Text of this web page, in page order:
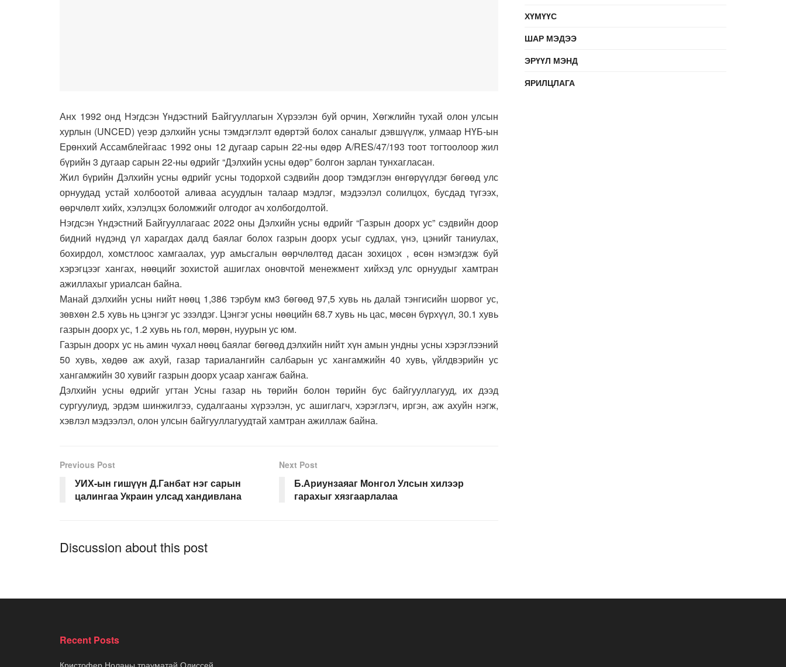
Анх 1992 онд Нэгдсэн Үндэстний Байгууллагын Хүрээлэн буй орчин, Хөгжлийн тухай олон улсын
хурлын (UNCED) үеэр дэлхийн усны тэмдэглэлт өдөртэй болох саналыг дэвшүүлж, улмаар НҮБ-ын
Ерөнхий Ассамблейгаас 1992 оны 12 дугаар сарын 22-ны өдөр A/RES/47/193 тоот тогтоолоор жил
бүрийн 3 дугаар сарын 22-ны өдрийг “Дэлхийн усны өдөр” болгон зарлан тунхагласан.
Жил бүрийн Дэлхийн усны өдрийг усны тодорхой сэдвийн доор тэмдэглэн өнгөрүүлдэг бөгөөд улс
орнуудад устай холбоотой аливаа асуудлын талаар мэдлэг, мэдээлэл солилцох, бусдад түгээх,
өөрчлөлт хийх, хэлэлцэх боломжийг олгодог ач холбогдолтой.
Нэгдсэн Үндэстний Байгууллагаас 2022 оны Дэлхийн усны өдрийг “Газрын доорх ус” сэдвийн доор
бидний нүдэнд үл харагдах далд баялаг болох газрын доорх усыг судлах, үнэ, цэнийг таниулах,
бохирдол, хомстлоос хамгаалах, уур амьсгалын өөрчлөлтөд дасан зохицох , өсөн нэмэгдэж буй
хэрэгцээг хангах, нөөцийг зохистой ашиглах оновчтой менежмент хийхэд улс орнуудыг хамтран
ажиллахыг уриалсан байна.
Манай дэлхийн усны нийт нөөц 1,386 тэрбум км3 бөгөөд 97,5 хувь нь далай тэнгисийн шорвог ус,
зөвхөн 2.5 хувь нь цэнгэг ус эзэлдэг. Цэнгэг усны нөөцийн 68.7 хувь нь цас, мөсөн бүрхүүл, 30.1 хувь
газрын доорх ус, 1.2 хувь нь гол, мөрөн, нуурын ус юм.
Газрын доорх ус нь амин чухал нөөц баялаг бөгөөд дэлхийн нийт хүн амын ундны усны хэрэглээний
50 хувь, хөдөө аж ахуй, газар тариалангийн салбарын ус хангамжийн 40 хувь, үйлдвэрийн ус
хангамжийн 30 хувийг газрын доорх усаар хангаж байна.
Дэлхийн усны өдрийг угтан Усны газар нь төрийн болон төрийн бус байгууллагууд, их дээд
сургуулиуд, эрдэм шинжилгээ, судалгааны хүрээлэн, ус ашиглагч, хэрэглэгч, иргэн, аж ахуйн нэгж,
хэвлэл мэдээлэл, олон улсын байгууллагуудтай хамтран ажиллаж байна.
Previous Post
УИХ-ын гишүүн Д.Ганбат нэг сарын
цалингаа Украин улсад хандивлана
Next Post
Б.Ариунзаяаг Монгол Улсын хилээр
гарахыг хязгаарлалаа
Discussion about this post
ХҮМҮҮС
ШАР МЭДЭЭ
ЭРҮҮЛ МЭНД
ЯРИЛЦЛАГА
Recent Posts
Кристофер Ноланы трауматай Одиссей